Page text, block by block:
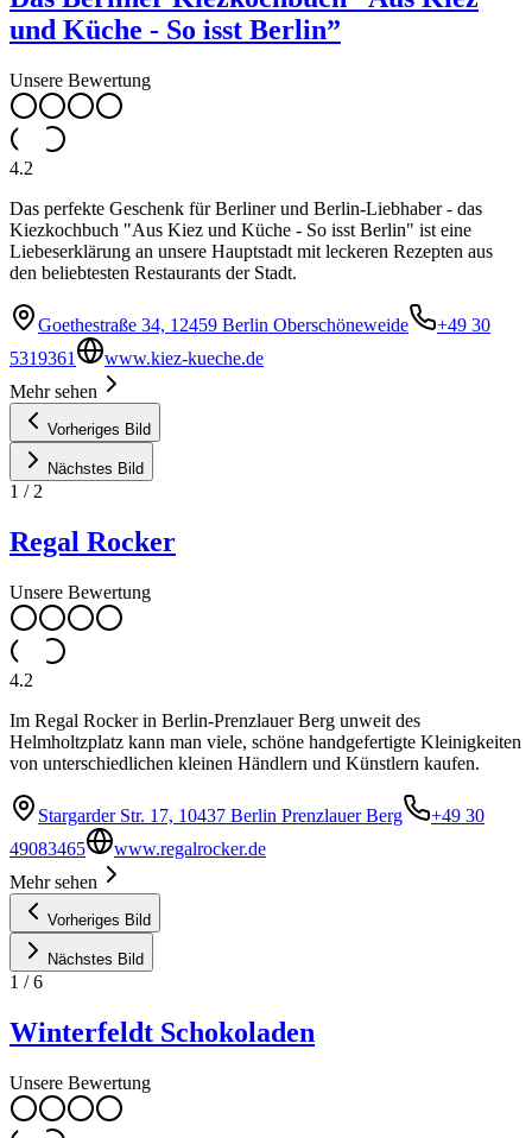
und Küche - So isst Berlin”
Unsere Bewertung
4.2
Das perfekte Geschenk für Berliner und Berlin-Liebhaber - das
Kiezkochbuch "Aus Kiez und Küche - So isst Berlin" ist eine
Liebeserklärung an unsere Hauptstadt mit leckeren Rezepten aus
den beliebtesten Restaurants der Stadt.
Goethestraße 34, 12459 Berlin Oberschöneweide
+49 30
5319361
www.kiez-kueche.de
Mehr sehen
Vorheriges Bild
Nächstes Bild
1 / 2
Regal Rocker
Unsere Bewertung
4.2
Im Regal Rocker in Berlin-Prenzlauer Berg unweit des
Helmholtzplatz kann man viele, schöne handgefertigte Kleinigkeiten
von unterschiedlichen kleinen Händlern und Künstlern kaufen.
Stargarder Str. 17, 10437 Berlin Prenzlauer Berg
+49 30
49083465
www.regalrocker.de
Mehr sehen
Vorheriges Bild
Nächstes Bild
1 /6
Winterfeldt Schokoladen
Unsere Bewertung